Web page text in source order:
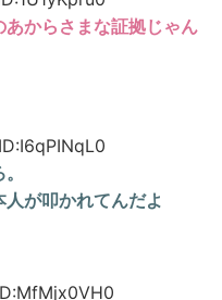
からさまな証拠じゃん
ID:I6qPINqL0
が叩かれてんだよ